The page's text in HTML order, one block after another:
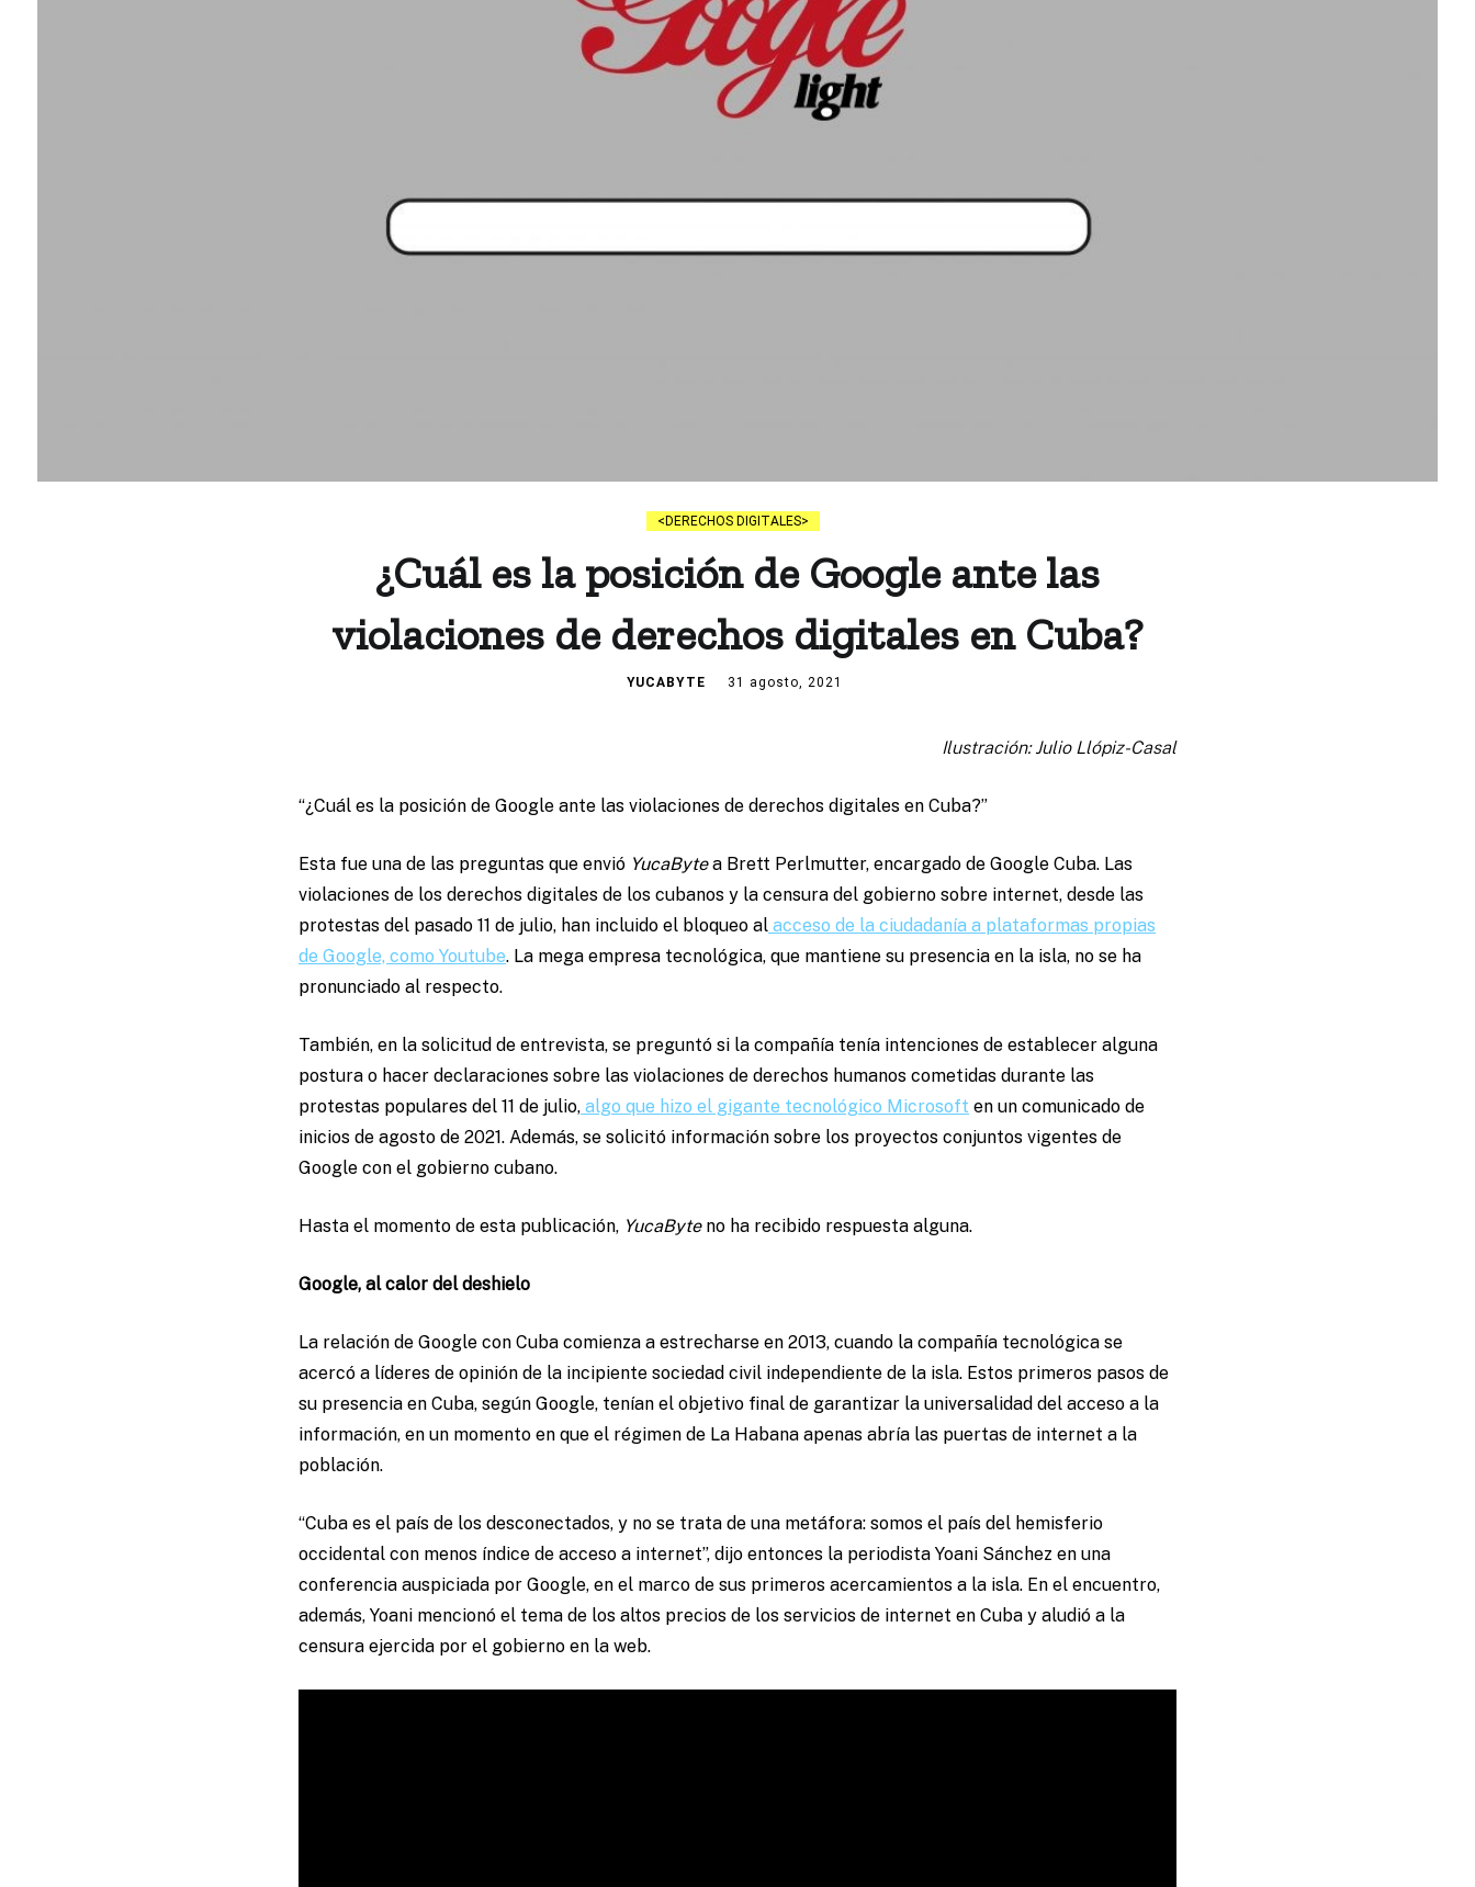
DERECHOS DIGITALES
¿Cuál es la posición de Google ante las
violaciones de derechos digitales en Cuba?
YUCABYTE 31 agosto, 2021
Ilustración: Julio Llópiz-Casal
“¿Cuál es la posición de Google ante las violaciones de derechos digitales en Cuba?”
Esta fue una de las preguntas que envió YucaBytea Brett Perlmutter, encargado de Google Cuba. Las
violaciones de los derechos digitales de los cubanos y la censura del gobierno sobre internet, desde las
protestas del pasado 11 de julio, han incluido el bloqueo alacceso de la ciudadanía a plataformas propias
de Google, como Youtube. La mega empresa tecnológica, que mantiene su presencia en la isla, no se ha
pronunciado al respecto.
También, en la solicitud de entrevista, se preguntó si la compañía tenía intenciones de establecer alguna
postura o hacer declaraciones sobre las violaciones de derechos humanos cometidas durante las
protestas populares del 11 de julio, algo que hizo el gigante tecnológico Microsoft en un comunicado de
inicios de agosto de 2021. Además, se solicitó información sobre los proyectos conjuntos vigentes de
Google con el gobierno cubano.
Hasta el momento de esta publicación, YucaByteno ha recibido respuesta alguna.
Google, al calor del deshielo
La relación de Google con Cuba comienza a estrecharse en 2013, cuando la compañía tecnológica se
acercó a líderes de opinión de la incipiente sociedad civil independiente de la isla. Estos primeros pasos de
su presencia en Cuba, según Google, tenían el objetivo final de garantizar la universalidad del acceso a la
información, en un momento en que el régimen de La Habana apenas abría las puertas de internet a la
población.
“Cuba es el país de los desconectados, y no se trata de una metáfora: somos el país del hemisferio
occidental con menos índice de acceso a internet”, dijo entonces la periodista Yoani Sánchez en una
conferencia auspiciada por Google, en el marco de sus primeros acercamientos a la isla. En el encuentro,
además, Yoani mencionó el tema de los altos precios de los servicios de internet en Cuba y aludió a la
censura ejercida por el gobierno en la web.